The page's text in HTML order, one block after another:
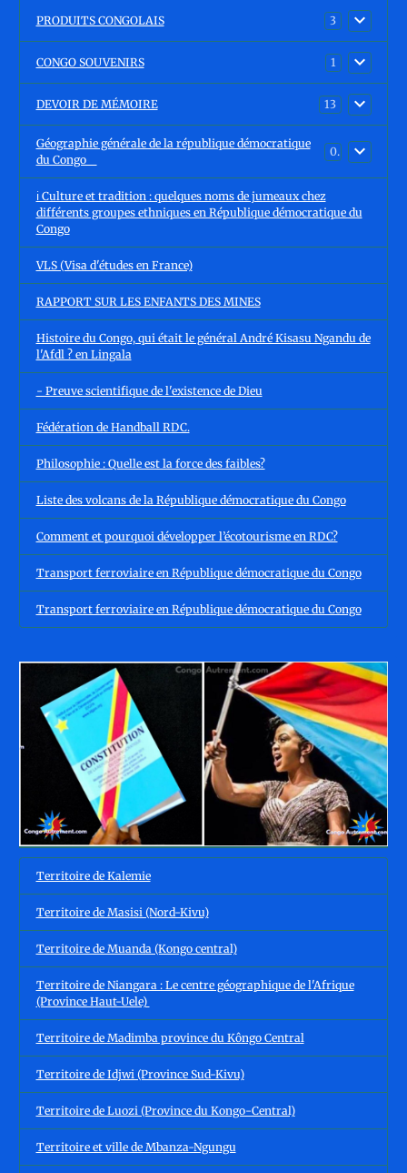
PRODUITS CONGOLAIS 3
CONGO SOUVENIRS 1
DEVOIR DE MÉMOIRE 13
Géographie générale de la république démocratique
du Congo
0
ℹ️ Culture et tradition : quelques noms de jumeaux chez
différents groupes ethniques en République démocratique du
Congo
VLS (Visa d'études en France)
RAPPORT SUR LES ENFANTS DES MINES
Histoire du Congo, qui était le général André Kisasu Ngandu de
l'Afdl ? en Lingala
- Preuve scientifique de l'existence de Dieu
Fédération de Handball RDC.
Philosophie : Quelle est la force des faibles?
Liste des volcans de la République démocratique du Congo
Comment et pourquoi développer l’écotourisme en RDC?
Transport ferroviaire en République démocratique du Congo
Transport ferroviaire en République démocratique du Congo
Territoire de Kalemie
Territoire de Masisi (Nord-Kivu)
Territoire de Muanda (Kongo central)
Territoire de Niangara : Le centre géographique de l'Afrique
(Province Haut-Uele)
Territoire de Madimba province du Kôngo Central
Territoire de Idjwi (Province Sud-Kivu)
Territoire de Luozi (Province du Kongo-Central)
Territoire et ville de Mbanza-Ngungu